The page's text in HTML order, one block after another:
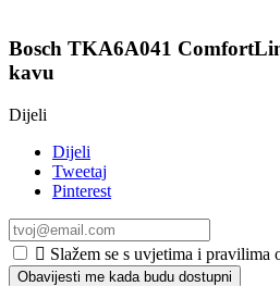
Bosch TKA6A041
kavu
Dijeli
Dijeli
Tweetaj
Pinterest
 Slažem se s uvjetima i pravilima
Obavijesti me kada budu dostupni